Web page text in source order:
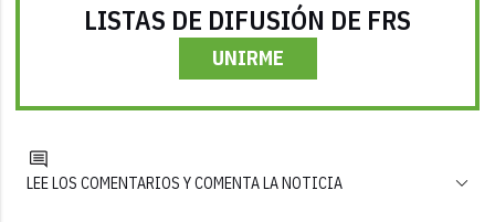
LISTAS DE DIFUSIÓN DE FRS
UNIRME
LEE LOS COMENTARIOS Y COMENTA LA NOTICIA